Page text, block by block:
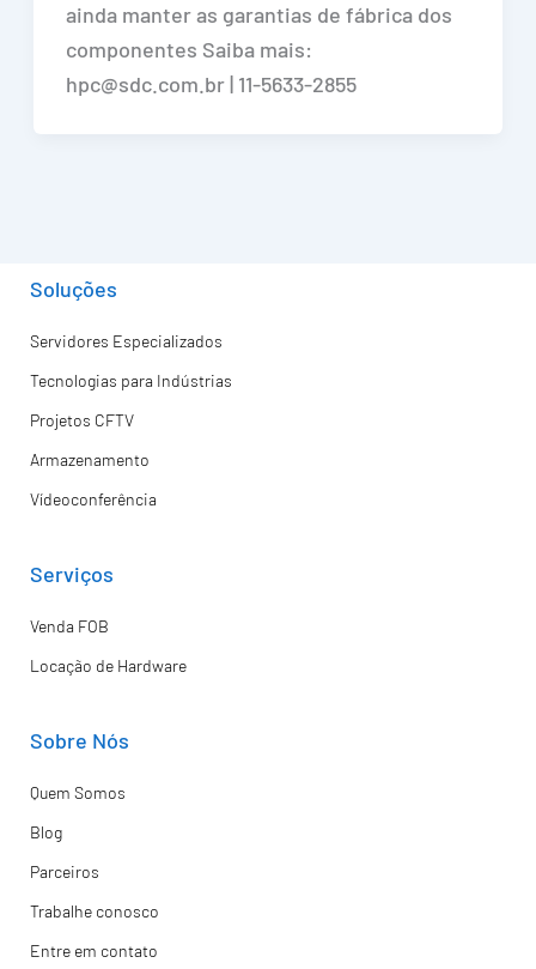
ainda manter as garantias de fábrica dos
componentes Saiba mais:
hpc@sdc.com.br | 11-5633-2855
Soluções
Servidores Especializados
Tecnologias para Indústrias
Projetos CFTV
Armazenamento
Vídeoconferência
Serviços
Venda FOB
Locação de Hardware
Sobre Nós
Quem Somos
Blog
Parceiros
Trabalhe conosco
Entre em contato